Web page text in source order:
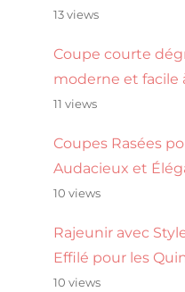
13 views
Coupe courte
moderne et facile
11 views
Coupes Rasées
Audacieux et
10 views
Rajeunir avec
Effilé pour les
10 views